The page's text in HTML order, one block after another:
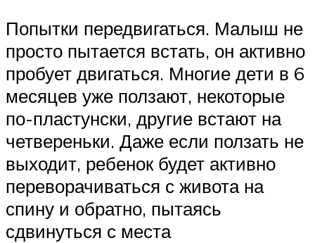
Попытки передвигаться. Малыш не
просто пытается встать, он активно
пробует двигаться. Многие дети в 6
месяцев уже ползают, некоторые
по-пластунски, другие встают на
четвереньки. Даже если ползать не
выходит, ребенок будет активно
переворачиваться с живота на
спину и обратно, пытаясь
сдвинуться с места